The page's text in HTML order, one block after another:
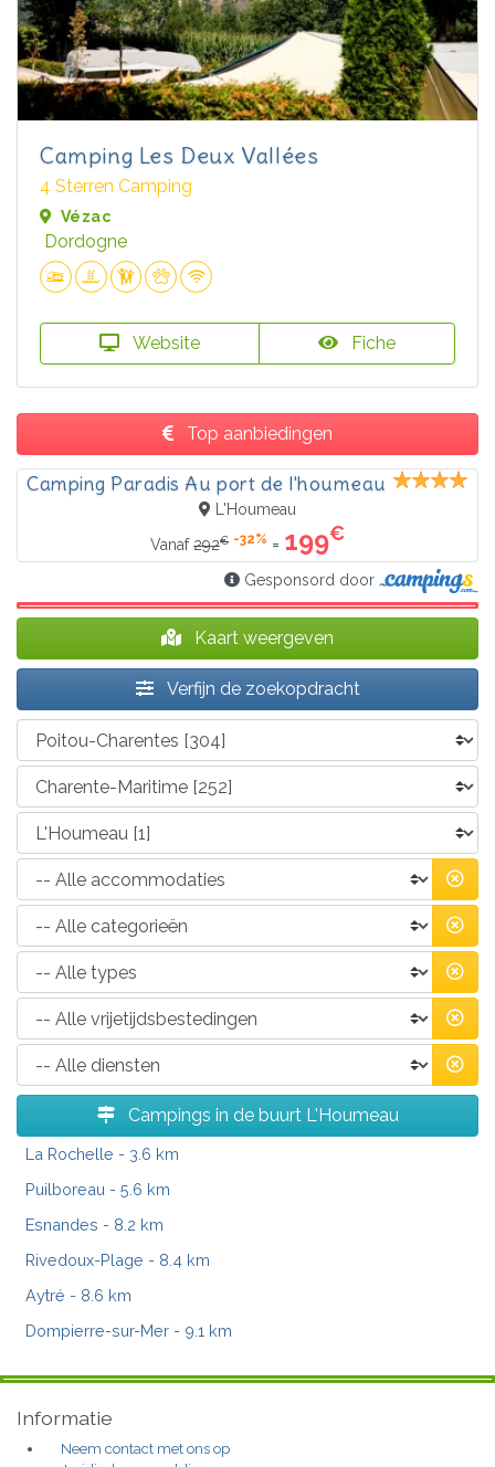
Camping Les Deux Vallées
4 Sterren Camping
Vézac
Dordogne
Website Fiche
Top aanbiedingen
Camping Paradis Au port de l'houmeau
L'Houmeau
Vanaf292€ -32% = 199€
Gesponsord door
Kaart weergeven
Verfijn de zoekopdracht
Campings in de buurt L'Houmeau
La Rochelle - 3.6 km
Puilboreau - 5.6 km
Esnandes - 8.2 km
Rivedoux-Plage - 8.4 km
Aytré - 8.6 km
Dompierre-sur-Mer - 9.1 km
Informatie
Neem contact met ons op